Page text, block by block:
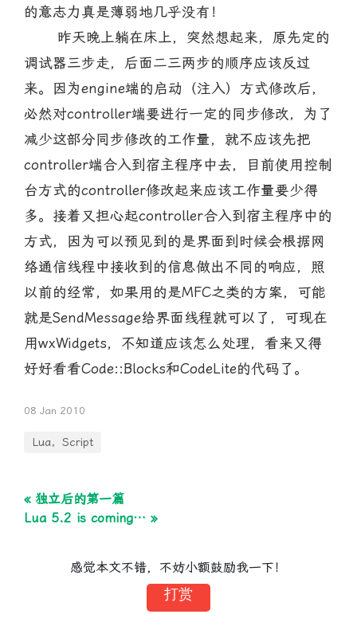
的意志力真是薄弱地几乎没有！
昨天晚上躺在床上，突然想起来，原先定的
调试器三步走，后面二三两步的顺序应该反过
来。因为engine端的启动（注入）方式修改后，
必然对controller端要进行一定的同步修改，为了
减少这部分同步修改的工作量，就不应该先把
controller端合入到宿主程序中去，目前使用控制
台方式的controller修改起来应该工作量要少得
多。接着又担心起controller合入到宿主程序中的
方式，因为可以预见到的是界面到时候会根据网
络通信线程中接收到的信息做出不同的响应，照
以前的经常，如果用的是MFC之类的方案，可能
就是SendMessage给界面线程就可以了，可现在
用wxWidgets，不知道应该怎么处理，看来又得
好好看看Code::Blocks和CodeLite的代码了。
08 Jan 2010
Lua，Script
« 独立后的第一篇
Lua 5.2 is coming… »
感觉本文不错，不妨小额鼓励我一下！
打赏